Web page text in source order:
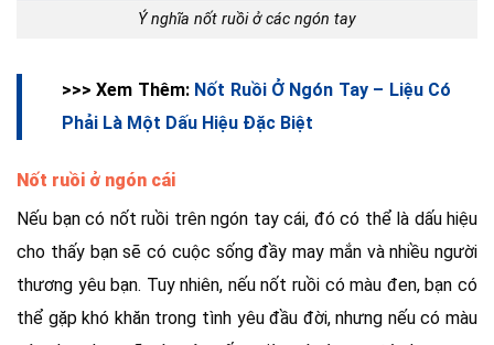
Ý nghĩa nốt ruồi ở các ngón tay
>>> Xem Thêm:Nốt Ruồi Ở Ngón Tay – Liệu Có
Phải Là Một Dấu Hiệu Đặc Biệt
Nốt ruồi ở ngón cái
Nếu bạn có nốt ruồi trên ngón tay cái, đó có thể là dấu hiệu
cho thấy bạn sẽ có cuộc sống đầy may mắn và nhiều người
thương yêu bạn. Tuy nhiên, nếu nốt ruồi có màu đen, bạn có
thể gặp khó khăn trong tình yêu đầu đời, nhưng nếu có màu